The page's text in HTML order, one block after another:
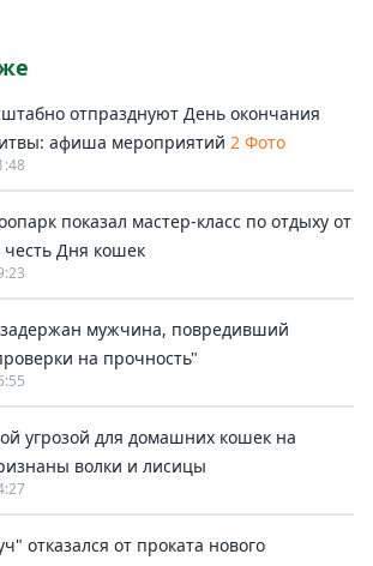
отпразднуют День окончания
афиша мероприятий 2 Фото
показал мастер-класс по отдыху от
честь Дня кошек
мужчина, повредивший
на прочность"
угрозой для домашних кошек на
волки и лисицы
отказался от проката нового